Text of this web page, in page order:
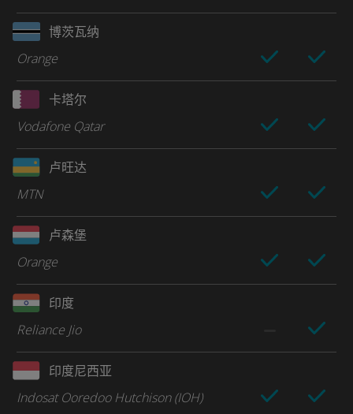
博茨瓦纳
Orange
卡塔尔
Vodafone Qatar
卢旺达
MTN
卢森堡
Orange
印度
Reliance Jio
印度尼西亚
Indosat Ooredoo Hutchison (IOH)